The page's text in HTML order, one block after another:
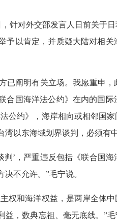
针对外交部发言人日前关于
予以肯定，并质疑大陆对相
已阐明有关立场。我愿重申
合国海洋法公约》在内的国
公约》，海岸相向或相邻国
以东海域划界谈判，必须有
判’，严重违反包括《联合国
不允许。”毛宁说。
权和海洋权益，是两岸全体
，数典忘祖、毫无底线。”